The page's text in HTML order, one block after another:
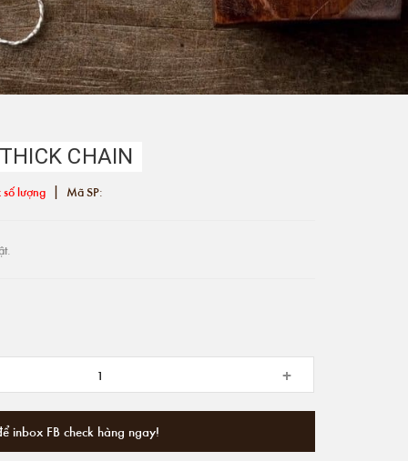
CHAIN
số lượng | Mã SP:
+
inbox FB check hàng ngay!